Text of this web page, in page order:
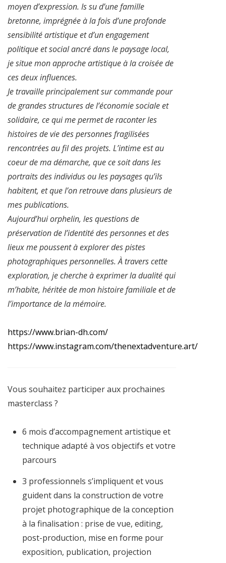
moyen d’expression. Is su d’une famille
bretonne, imprégnée à la fois d’une profonde
sensibilité artistique et d’un engagement
politique et social ancré dans le paysage local,
je situe mon approche artistique à la croisée de
ces deux influences.
Je travaille principalement sur commande pour
de grandes structures de l’économie sociale et
solidaire, ce qui me permet de raconter les
histoires de vie des personnes fragilisées
rencontrées au fil des projets. L’intime est au
coeur de ma démarche, que ce soit dans les
portraits des individus ou les paysages qu’ils
habitent, et que l’on retrouve dans plusieurs de
mes publications.
Aujourd’hui orphelin, les questions de
préservation de l’identité des personnes et des
lieux me poussent à explorer des pistes
photographiques personnelles. À travers cette
exploration, je cherche à exprimer la dualité qui
m’habite, héritée de mon histoire familiale et de
l’importance de la mémoire.
https://www.brian-dh.com/
https://www.instagram.com/thenextadventure.art/
Vous souhaitez participer aux prochaines
masterclass ?
6 mois d’accompagnement artistique et
technique adapté à vos objectifs et votre
parcours
3 professionnels s’impliquent et vous
guident dans la construction de votre
projet photographique de la conception
à la finalisation : prise de vue, editing,
post-production, mise en forme pour
exposition, publication, projection